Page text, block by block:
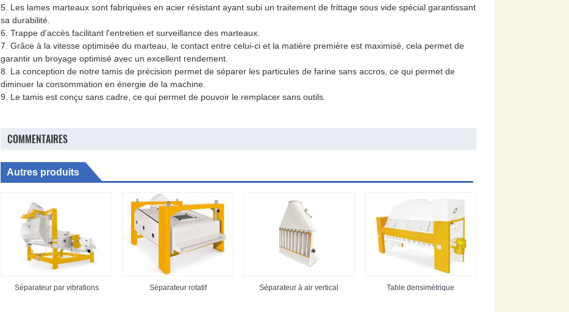
5. Les lames marteaux sont fabriquées en acier résistant ayant subi un traitement de frittage sous vide spécial garantissant
sa durabilité.
6. Trappe d'accès facilitant l'entretien et surveillance des marteaux.
7. Grâce à la vitesse optimisée du marteau, le contact entre celui-ci et la matière première est maximisé, cela permet de
garantir un broyage optimisé avec un excellent rendement.
8. La conception de notre tamis de précision permet de séparer les particules de farine sans accros, ce qui permet de
diminuer la consommation en énergie de la machine.
9. Le tamis est conçu sans cadre, ce qui permet de pouvoir le remplacer sans outils.
COMMENTAIRES
Autres produits
Séparateur par vibrations Séparateur rotatif Séparateur à air vertical Table densimétrique